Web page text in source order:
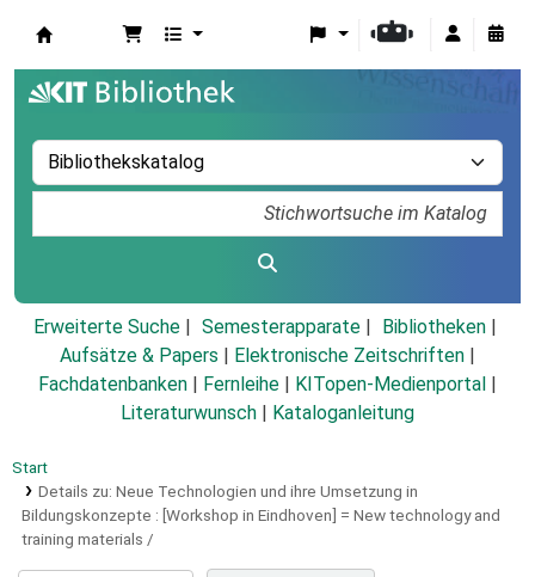
Erweiterte Suche Semesterapparate
Bibliotheken
Aufsätze & Papers
Elektronische Zeitschriften
Fachdatenbanken
Fernleihe KITopen-Medienportal
Literaturwunsch
Kataloganleitung
Start
Details zu: Neue Technologien und ihre Umsetzung in
Bildungskonzepte : [Workshop in Eindhoven] = New technology and
training materials /